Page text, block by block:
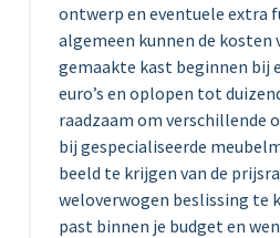
ontwerp en eventuele extra
algemeen kunnen de kosten
gemaakte kast beginnen bij
euro’s en oplopen tot
raadzaam om verschillende
bij gespecialiseerde
beeld te krijgen van de
weloverwogen beslissing te
past binnen je budget en